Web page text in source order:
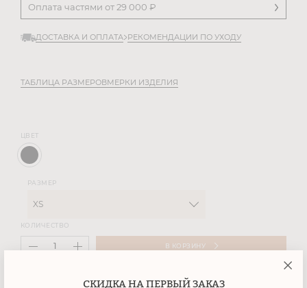
Оплата частями от29 000 ₽
ДОСТАВКА И ОПЛАТА РЕКОМЕНДАЦИИ ПО УХОДУ
ТАБЛИЦА РАЗМЕРОВМЕРКИ ИЗДЕЛИЯ
Прямые свободные брюки с длинной бахромой по низу,
ЦВЕТ
РАЗМЕР
XS
КОЛИЧЕСТВО
В КОРЗИНУ
СКИДКА НА ПЕРВЫЙ ЗАКАЗ